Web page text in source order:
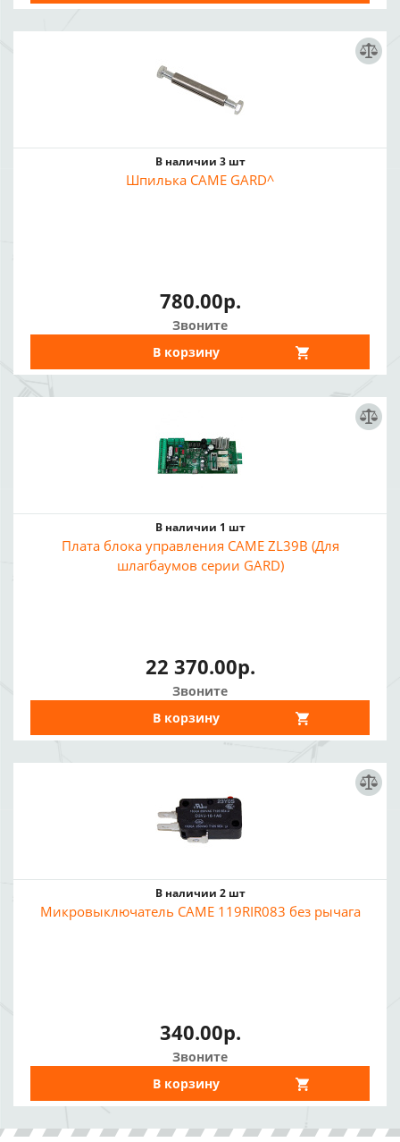
В наличии 3 шт
Шпилька CAME GARD^
780.00р.
Звоните
В корзину
В наличии 1 шт
Плата блока управления CAME ZL39B (Для
шлагбаумов серии GARD)
22 370.00р.
Звоните
В корзину
В наличии 2 шт
Микровыключатель CAME 119RIR083 без рычага
340.00р.
Звоните
В корзину